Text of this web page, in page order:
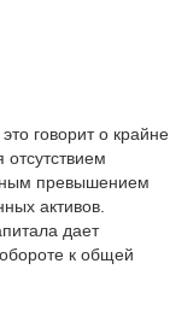
говорит о крайне
отсутствием
превышением
активов.
дает
к общей